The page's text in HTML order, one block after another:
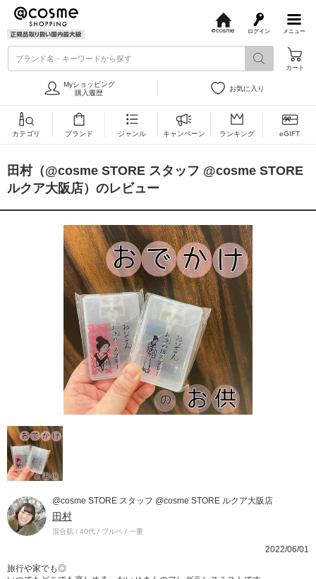
メニュー
ログイン
s
ブランド名・キーワードから探す
カート
Myショッピング
購入履歴
お気に入り
カテゴリ ブランド ジャンル キャンペーン ランキング eGIFT
田村（@cosme STORE スタッフ @cosme STORE
ルクア大阪店）のレビュー
@cosme STORE スタッフ @cosme STORE ルクア大阪店
田村
混合肌 / 40代 / ブルベ / 一重
2022/06/01
旅行や家でも◎